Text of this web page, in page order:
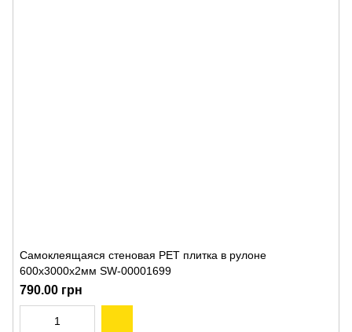
Самоклеящаяся стеновая PET плитка в рулоне
600х3000х2мм SW-00001699
790.00 грн